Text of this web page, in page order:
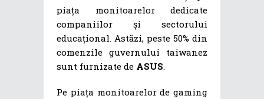
piața monitoarelor dedicate
companiilor și sectorului
educațional. Astăzi, peste 50% din
comenzile guvernului taiwanez
sunt furnizate de ASUS.
Pe piața monitoarelor de gaming